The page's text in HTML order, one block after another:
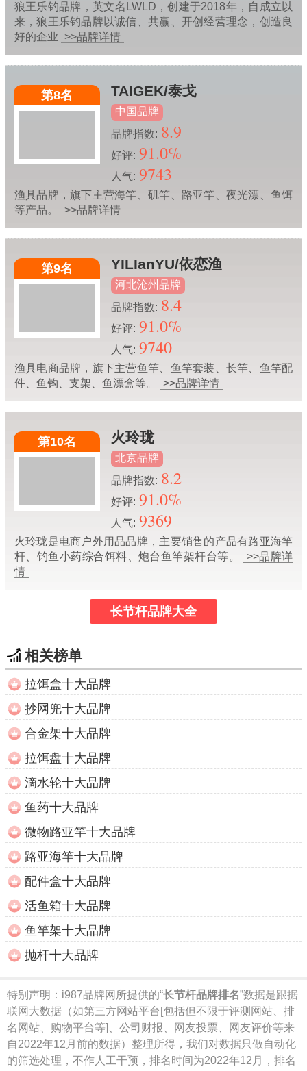
狼王乐钓品牌，英文名LWLD，创建于2018年，自成立以
来，狼王乐钓品牌以诚信、共赢、开创经营理念，创造良
好的企业
>>品牌详情
第8名 TAIGEK/泰戈
中国品牌
品牌指数: 8.9
好评: 91.0%
人气: 9743
渔具品牌，旗下主营海竿、矶竿、路亚竿、夜光漂、鱼饵
等产品。
>>品牌详情
第9名 YILIanYU/依恋渔
河北沧州品牌
品牌指数: 8.4
好评: 91.0%
人气: 9740
渔具电商品牌，旗下主营鱼竿、鱼竿套装、长竿、鱼竿配
件、鱼钩、支架、鱼漂盒等。
>>品牌详情
第10名 火玲珑
北京品牌
品牌指数: 8.2
好评: 91.0%
人气: 9369
火玲珑是电商户外用品品牌，主要销售的产品有路亚海竿
杆、钓鱼小药综合饵料、炮台鱼竿架杆台等。
>>品牌详
情
长节杆品牌大全
相关榜单
拉饵盒十大品牌
抄网兜十大品牌
合金架十大品牌
拉饵盘十大品牌
滴水轮十大品牌
鱼药十大品牌
微物路亚竿十大品牌
路亚海竿十大品牌
配件盒十大品牌
活鱼箱十大品牌
鱼竿架十大品牌
抛杆十大品牌
特别声明： i987品牌网所提供的“长节杆品牌排名”数据是跟据
联网大数据（如第三方网站平台[包括但不限于评测网站、排
名网站、购物平台等]、公司财报、网友投票、网友评价等来
自2022年12月前的数据）整理所得，我们对数据只做自动化
的筛选处理，不作人工干预，排名时间为2022年12月，排名